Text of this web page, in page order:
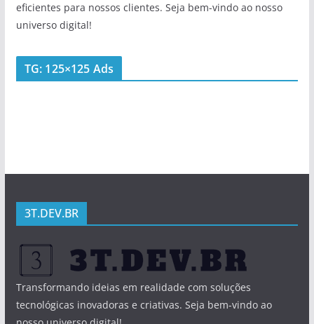
eficientes para nossos clientes. Seja bem-vindo ao nosso
universo digital!
TG: 125×125 Ads
3T.DEV.BR
Transformando ideias em realidade com soluções
tecnológicas inovadoras e criativas. Seja bem-vindo ao